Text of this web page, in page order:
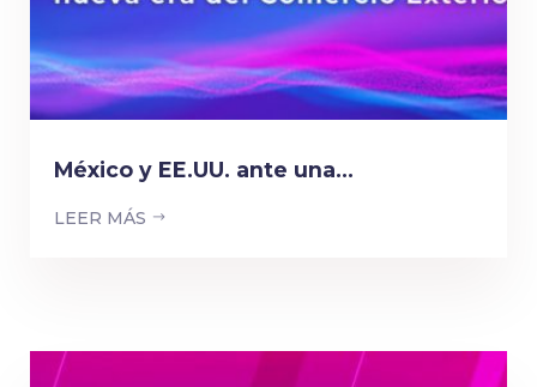
México y EE.UU. ante una...
LEER MÁS